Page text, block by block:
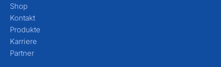
Shop
Kontakt
Produkte
Karriere
Partner